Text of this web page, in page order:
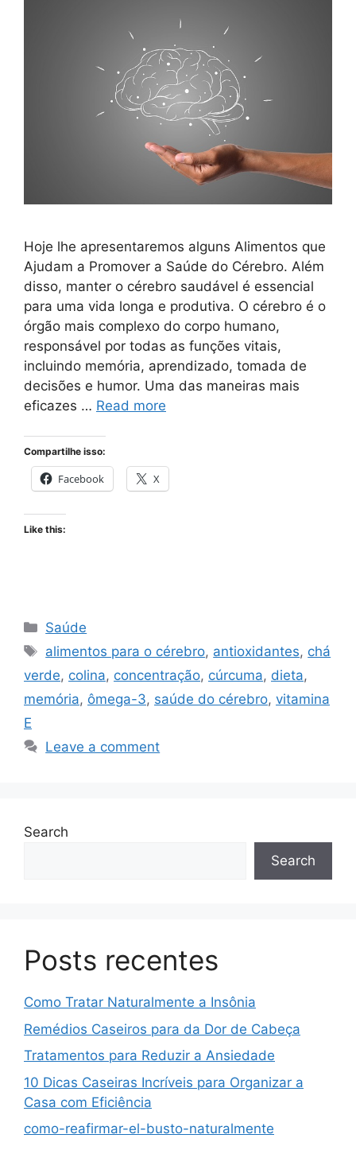
Hoje lhe apresentaremos alguns Alimentos que
Ajudam a Promover a Saúde do Cérebro. Além
disso, manter o cérebro saudável é essencial
para uma vida longa e produtiva. O cérebro é o
órgão mais complexo do corpo humano,
responsável por todas as funções vitais,
incluindo memória, aprendizado, tomada de
decisões e humor. Uma das maneiras mais
eficazes … Read more
Compartilhe isso:
Facebook X
Like this:
Categories
Saúde
Tags
alimentos para o cérebro, antioxidantes, chá
verde, colina, concentração, cúrcuma, dieta,
memória, ômega-3, saúde do cérebro, vitamina
E
Leave a comment
Search
Search
Posts recentes
Como Tratar Naturalmente a Insônia
Remédios Caseiros para da Dor de Cabeça
Tratamentos para Reduzir a Ansiedade
10 Dicas Caseiras Incríveis para Organizar a
Casa com Eficiência
como-reafirmar-el-busto-naturalmente